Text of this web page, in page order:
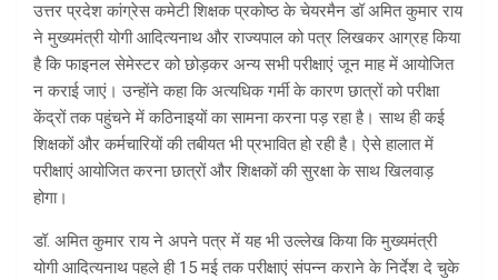
उत्तर प्रदेश कांग्रेस कमेटी शिक्षक प्रकोष्ठ के चेयरमैन डॉ अमित कुमार राय
ने मुख्यमंत्री योगी आदित्यनाथ और राज्यपाल को पत्र लिखकर आग्रह किया
है कि फाइनल सेमेस्टर को छोड़कर अन्य सभी परीक्षाएं जून माह में आयोजित
न कराई जाएं। उन्होंने कहा कि अत्यधिक गर्मी के कारण छात्रों को परीक्षा
केंद्रों तक पहुंचने में कठिनाइयों का सामना करना पड़ रहा है। साथ ही कई
शिक्षकों और कर्मचारियों की तबीयत भी प्रभावित हो रही है। ऐसे हालात में
परीक्षाएं आयोजित करना छात्रों और शिक्षकों की सुरक्षा के साथ खिलवाड़
होगा।
डॉ. अमित कुमार राय ने अपने पत्र में यह भी उल्लेख किया कि मुख्यमंत्री
योगी आदित्यनाथ पहले ही 15 मई तक परीक्षाएं संपन्न कराने के निर्देश दे चुके